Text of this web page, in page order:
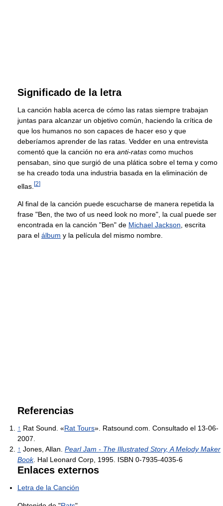
Significado de la letra
La canción habla acerca de cómo las ratas siempre trabajan
juntas para alcanzar un objetivo común, haciendo la crítica de
que los humanos no son capaces de hacer eso y que
deberíamos aprender de las ratas. Vedder en una entrevista
comentó que la canción no era anti-ratas como muchos
pensaban, sino que surgió de una plática sobre el tema y como
se ha creado toda una industria basada en la eliminación de
ellas. [2]
Al final de la canción puede escucharse de manera repetida la
frase "Ben, the two of us need look no more", la cual puede ser
encontrada en la canción "Ben" de Michael Jackson, escrita
para el álbum y la película del mismo nombre.
Referencias
↑ Rat Sound. «Rat Tours». Ratsound.com. Consultado el 13-06-
2007.
↑ Jones, Allan. Pearl Jam - The Illustrated Story, A Melody Maker
Book. Hal Leonard Corp, 1995. ISBN 0-7935-4035-6
Enlaces externos
Letra de la Canción